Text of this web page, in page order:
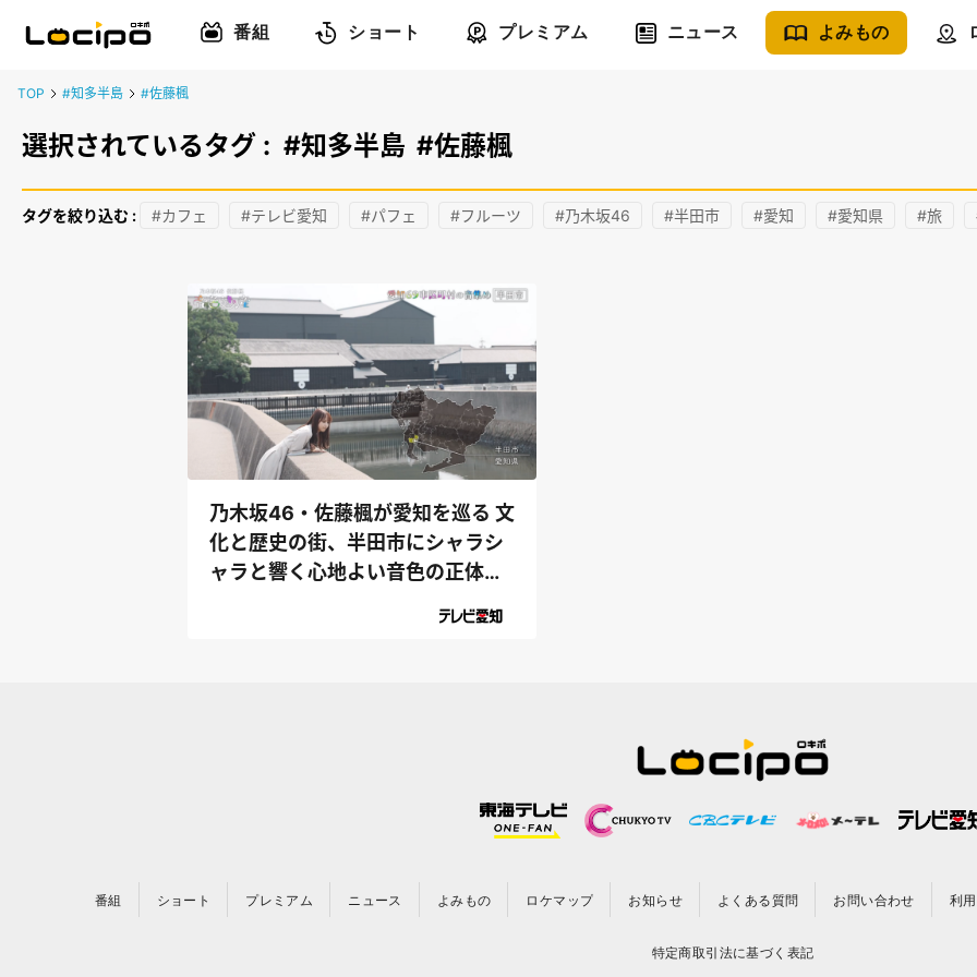
番組 ショート プレミアム ニュース よみもの
TOP #知多半島 #佐藤楓
選択されているタグ : #知多半島 #佐藤楓
タグを絞り込む : #カフェ #テレビ愛知 #パフェ #フルーツ #乃木坂46 #半田市 #愛知 #愛知県 #旅
乃木坂46・佐藤楓が愛知を巡る 文
化と歴史の街、半田市にシャラシ
ャラと響く心地よい音色の正体と
番組 ショート プレミアム ニュース よみもの ロケマップ お知らせ よくある質問 お問い合わせ 利
特定商取引法に基づく表記